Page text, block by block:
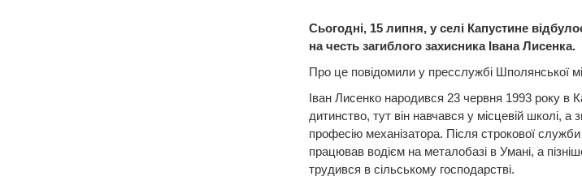
Сьогодні, 15 липня, у селі Капустине
на честь загиблого захисника Івана Лисенка.
Про це повідомили у пресслужбі Шполянської
Іван Лисенко народився 23 червня 1993 року в
дитинство, тут він навчався у місцевій школі,
професію механізатора. Після строкової
працював водієм на металобазі в Умані, а
трудився в сільському господарстві.